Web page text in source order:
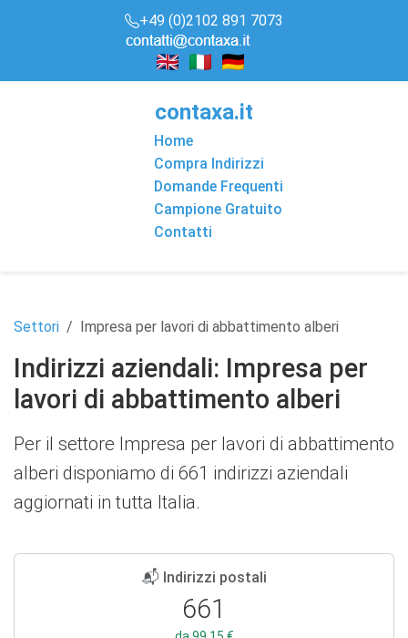
+49 (0)2102 891 7073
contaxa.it
Home
Compra Indirizzi
Domande Frequenti
Campione Gratuito
Contatti
Settori Impresa per lavori di abbattimento alberi
Indirizzi aziendali: Impresa per
lavori di abbattimento alberi
Per il settore Impresa per lavori di abbattimento
alberi disponiamo di 661 indirizzi aziendali
aggiornati in tutta Italia.
📬 Indirizzi postali
661